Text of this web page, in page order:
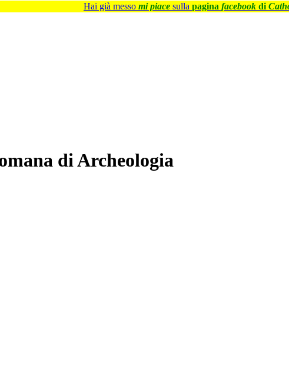
Hai già messo mi piace sulla pagina facebook di
di Archeologia